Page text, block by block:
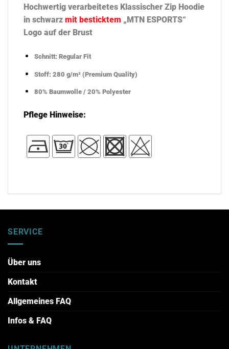
Hochwertig verarbeitetes Klassischer Zip Hoodie
in schwarz mit besticktem „MTN ESPORTS“
Logo auf der Brust
Schnitt: Regular Fit
Stoff: 280 g/m² (Premium Quality)
80% Baumwolle / 20% Polyester
Pflege Hinweise:
SERVICE
Über uns
Kontakt
Allgemeines FAQ
Infos & FAQ